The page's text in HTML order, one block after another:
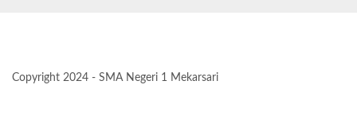
Copyright 2024 - SMA Negeri 1 Mekarsari